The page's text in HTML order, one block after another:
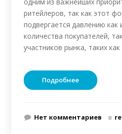
ритейлеров, так как этот
подвергается давлению как
количества покупателей,
участников рынка, таких как
Подробнее
Нет комментариев в